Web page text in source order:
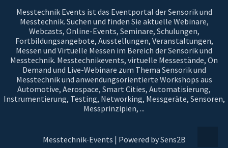
Messtechnik Events ist das Eventportal der Sensorik und
Messtechnik. Suchen und finden Sie aktuelle Webinare,
Webcasts, Online-Events, Seminare, Schulungen,
Fortbildungsangebote, Ausstellungen, Veranstaltungen,
Messen und Virtuelle Messen im Bereich der Sensorik und
Messtechnik. Messtechnikevents, virtuelle Messestände, On
Demand und Live-Webinare zum Thema Sensorik und
Messtechnik und anwendungsorientierte Workshops aus
Automotive, Aerospace, Smart Cities, Automatisierung,
Instrumentierung, Testing, Networking, Messgeräte, Sensoren,
Messprinzipien, ...
Messtechnik-Events | Powered by Sens2B